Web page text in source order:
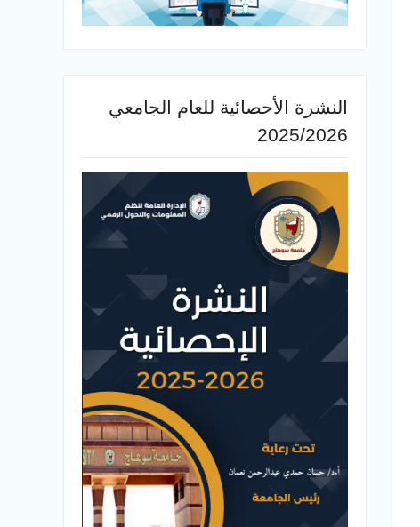
النشرة الأحصائية للعام الجامعي
2025/2026